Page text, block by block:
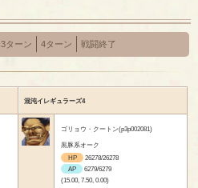
3ターン 4ターン 戦闘終了
混沌イレギュラーズ4
ゴリョウ・クートン(p3p002081)
黒豚系オーク
HP
26278/26278
AP
6279/6279
(15.00, 7.50, 0.00)